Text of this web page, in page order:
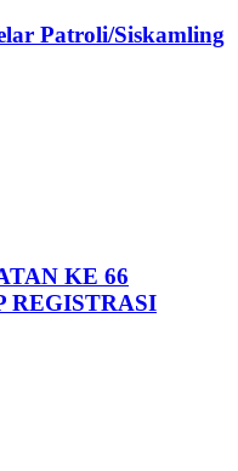
Patroli/Siskamling
KE 66
REGISTRASI